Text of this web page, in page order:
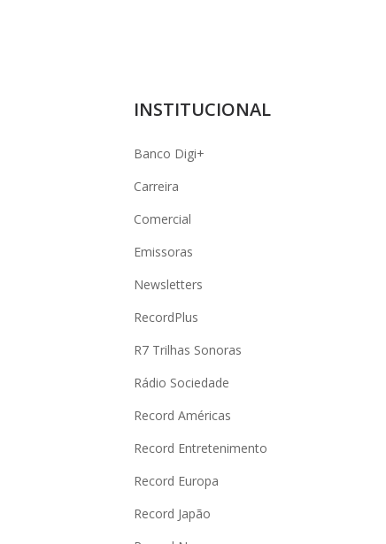
INSTITUCIONAL
Banco Digi+
Carreira
Comercial
Emissoras
Newsletters
RecordPlus
R7 Trilhas Sonoras
Rádio Sociedade
Record Américas
Record Entretenimento
Record Europa
Record Japão